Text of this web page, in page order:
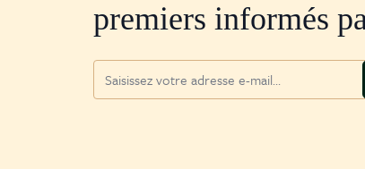
premiers informés